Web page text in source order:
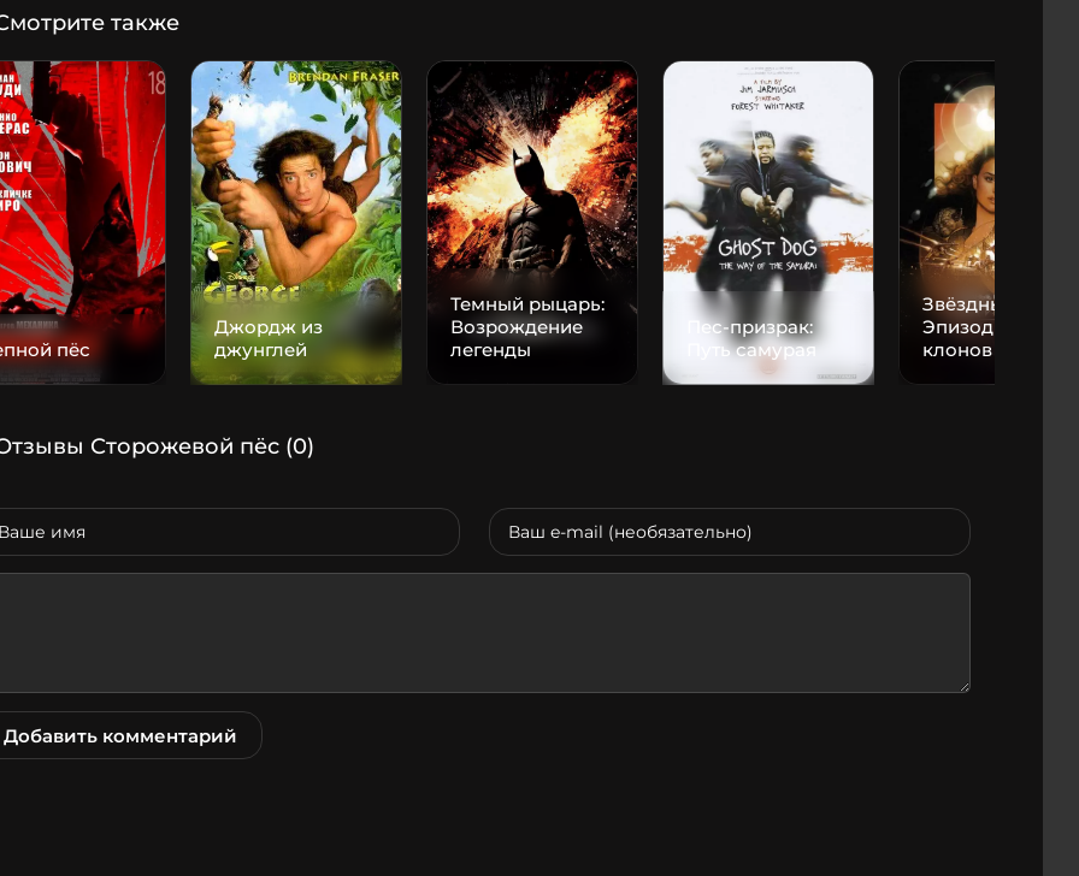
также
пёс
Джордж из
джунглей
Темный рыцарь:
Возрождение
легенды
Пес-призрак:
Путь самурая
Звёздные
Эпизод II: Атака
клонов
Сторожевой пёс (0)
Добавить комментарий